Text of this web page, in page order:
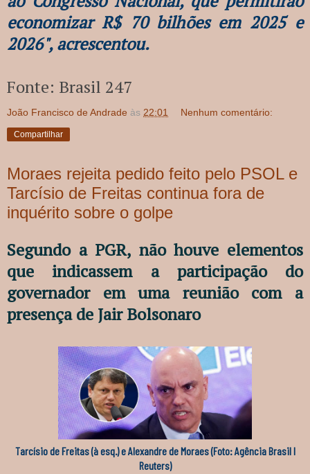
economizar R$ 70 bilhões em 2025 e
2026", acrescentou.
Fonte: Brasil 247
João Francisco de Andrade às 22:01 Nenhum comentário:
Compartilhar
Moraes rejeita pedido feito pelo PSOL e
Tarcísio de Freitas continua fora de
inquérito sobre o golpe
Segundo a PGR, não houve elementos
que indicassem a participação do
governador em uma reunião com a
presença de Jair Bolsonaro
Tarcísio de Freitas (à esq.) e Alexandre de Moraes (Foto: Agência Brasil I
Reuters)